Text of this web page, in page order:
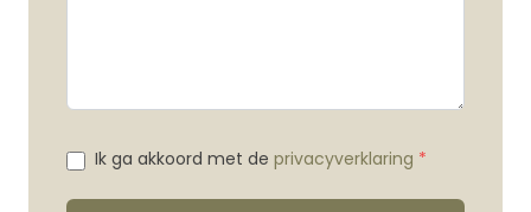
Ik ga akkoord met de privacyverklaring *